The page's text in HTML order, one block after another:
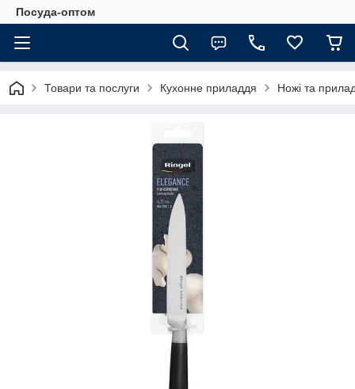
Посуда-оптом
Товари та послуги Кухонне приладдя Ножі та